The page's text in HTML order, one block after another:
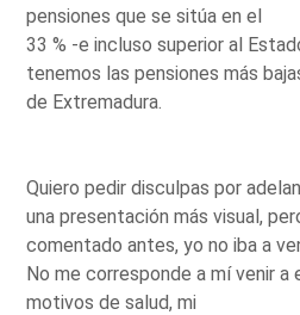
pensiones que se sitúa en el
33 % -e incluso superior al
tenemos las pensiones más
de Extremadura.
Quiero pedir disculpas por
una presentación más visual,
comentado antes, yo no iba a
No me corresponde a mí venir a
motivos de salud, mi